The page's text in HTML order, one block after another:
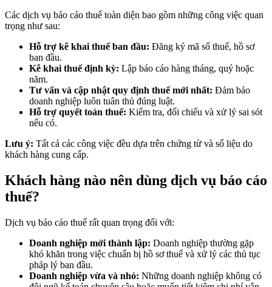
Các dịch vụ báo cáo thuế toàn diện bao gồm những công việc quan
trọng như sau:
Hỗ trợ kê khai thuế ban đầu: Đăng ký mã số thuế, hồ sơ
ban đầu.
Kê khai thuế định kỳ: Lập báo cáo hàng tháng, quý hoặc
năm.
Tư vấn và cập nhật quy định thuế mới nhất: Đảm bảo
doanh nghiệp luôn tuân thủ đúng luật.
Hỗ trợ quyết toán thuế: Kiểm tra, đối chiếu và xử lý sai sót
nếu có.
Lưu ý: Tất cả các công việc đều dựa trên chứng từ và số liệu do
khách hàng cung cấp.
Khách hàng nào nên dùng dịch vụ báo cáo
thuế?
Dịch vụ báo cáo thuế rất quan trọng đối với:
Doanh nghiệp mới thành lập: Doanh nghiệp thường gặp
khó khăn trong việc chuẩn bị hồ sơ thuế và xử lý các thủ tục
pháp lý ban đầu.
Doanh nghiệp vừa và nhỏ: Những doanh nghiệp không có